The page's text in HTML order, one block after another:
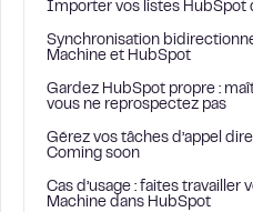
Importer vos listes HubSpot
Synchronisation
Machine et HubSpot
Gardez HubSpot propre :
vous ne reprospectez pas
Gérez vos tâches d’appel
Coming soon
Cas d’usage : faites travailler
Machine dans HubSpot